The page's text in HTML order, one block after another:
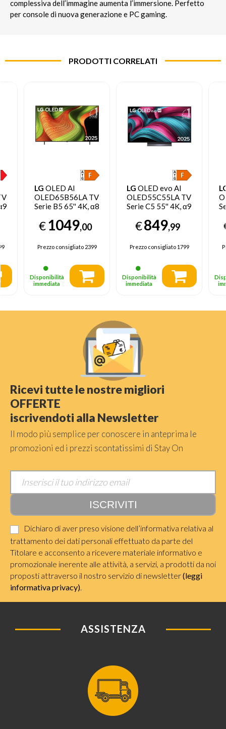
complessiva dell’immagine aumenta l’immersione. Perfetto
per console di nuova generazione e PC gaming.
PRODOTTI CORRELATI
LG OLED AI
OLED65B56LA TV
Serie B5 65'' 4K, α8
Vision, 20W, 4
HDMI con VRR
120Hz, G-Sync,
Smart TV WebOS
€1049,00
Prezzo consigliato2399
Disponibilità
immediata
LG OLED evo AI
OLED55C55LA TV
Serie C5 55'' 4K, α9
Booster, 40W, 4
HDMI, VRR 144Hz,
Smart TV WebOS
25
€849,99
Prezzo consigliato1799
Disponibilità
immediata
Ricevi tutte le nostre migliori
OFFERTE
iscrivendoti alla Newsletter
Il modo più semplice per conoscere in anteprima le
promozioni ed i prezzi scontatissimi di Stay On
Dichiaro di aver preso visione dell’informativa relativa al
trattamento dei dati personali effettuato da parte del
Titolare e acconsento a ricevere materiale informativo e
promozionale inerente alle attività, a servizi, a prodotti da noi
proposti attraverso il nostro servizio di newsletter(leggi
informativa privacy).
ASSISTENZA